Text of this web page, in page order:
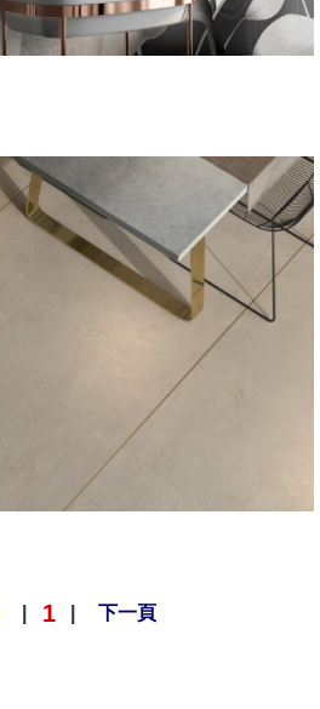
1 下一頁